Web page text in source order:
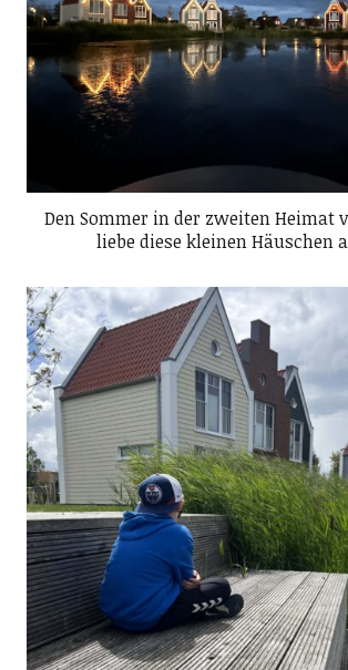
Den Sommer in der zweiten Heimat
liebe diese kleinen Häuschen